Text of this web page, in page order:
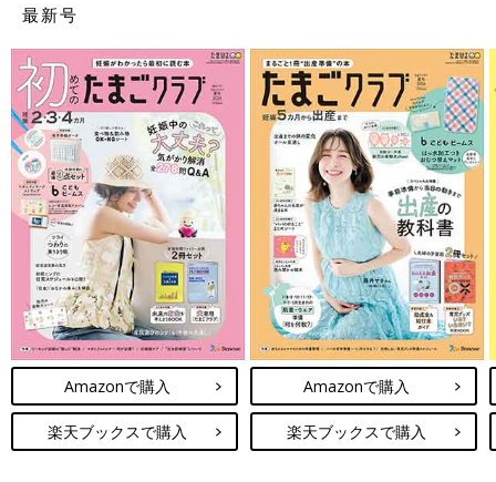
最新号
Amazonで購入
楽天ブックスで購入
Amazonで購入
楽天ブックスで購入